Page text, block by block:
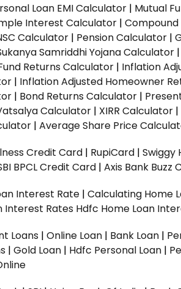
Loan EMI Calculator | Mutual
Interest Calculator |
Calculator | Pension Calculator |
Samriddhi Yojana Calculator |
Returns Calculator | Inflation
| Inflation Adjusted Homeowner
| Bond Returns Calculator |
Calculator | XIRR Calculator |
| Average Share Price
Credit Card | RupiCard | Swiggy
BPCL Credit Card | Axis Bank Buzz
Interest Rate | Calculating Home
Interest Rates Hdfc Home Loan
Loans | Online Loan | Bank Loan |
| Gold Loan | Hdfc Personal Loan |